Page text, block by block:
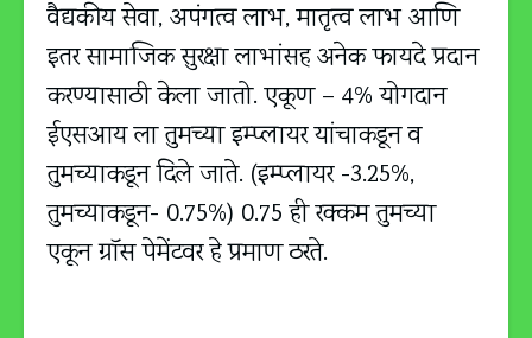
वैद्यकीय सेवा, अपंगत्व लाभ, मातृत्व लाभ आणि
इतर सामाजिक सुरक्षा लाभांसह अनेक फायदे प्रदान
करण्यासाठी केला जातो. एकूण – 4% योगदान
ईएसआय ला तुमच्या इम्प्लायर यांचाकडून व
तुमच्याकडून दिले जाते. (इम्प्लायर -3.25%,
तुमच्याकडून- 0.75%) 0.75 ही रक्कम तुमच्या
एकून ग्रॉस पेमेंटवर हे प्रमाण ठरते.